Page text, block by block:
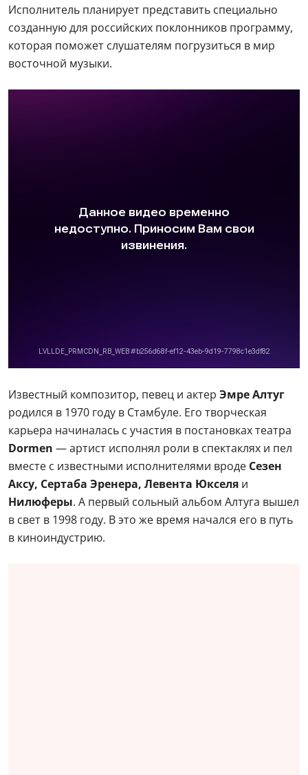
Исполнитель планирует представить специально
созданную для российских поклонников программу,
которая поможет слушателям погрузиться в мир
восточной музыки.
Известный композитор, певец и актер Эмре Алтуг
родился в 1970 году в Стамбуле. Его творческая
карьера начиналась с участия в постановках театра
Dormen — артист исполнял роли в спектаклях и пел
вместе с известными исполнителями вроде Сезен
Аксу, Сертаба Эренера, Левента Юкселя и
Нилюферы. А первый сольный альбом Алтуга вышел
в свет в 1998 году. В это же время начался его в путь
в киноиндустрию.